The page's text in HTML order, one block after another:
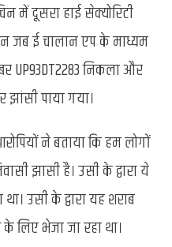
में दूसरा हाई सेक्योरिटी
जब ई चालान एप के माध्यम
UP93DT2283 निकला और
पाया गया।
ने बताया कि हम लोगों
झासी है। उसी के द्वारा ये
उसी के द्वारा यह शराब
लिए भेजा जा रहा था।